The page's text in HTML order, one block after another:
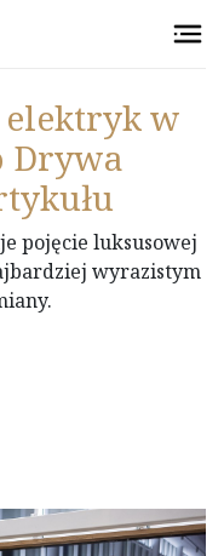
w
Drywa
pojęcie luksusowej
wyrazistym